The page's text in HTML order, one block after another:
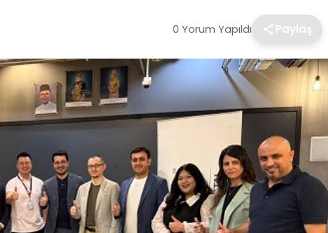
0 Yorum Yapıldı Paylaş